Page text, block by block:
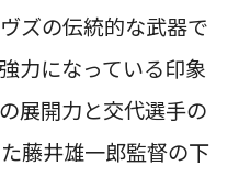
ズの伝統的な武器で
力になっている印象
展開力と交代選手の
藤井雄一郎監督の下